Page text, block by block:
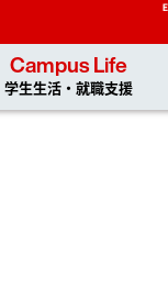
Campus Life
学生生活・就職支援